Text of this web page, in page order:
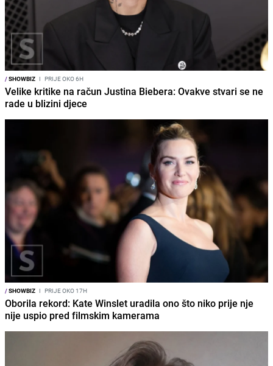
/SHOWBIZ I PRIJE OKO 6H
Velike kritike na račun Justina Biebera: Ovakve stvari se ne
rade u blizini djece
/SHOWBIZ I PRIJE OKO 17H
Oborila rekord: Kate Winslet uradila ono što niko prije nje
nije uspio pred filmskim kamerama